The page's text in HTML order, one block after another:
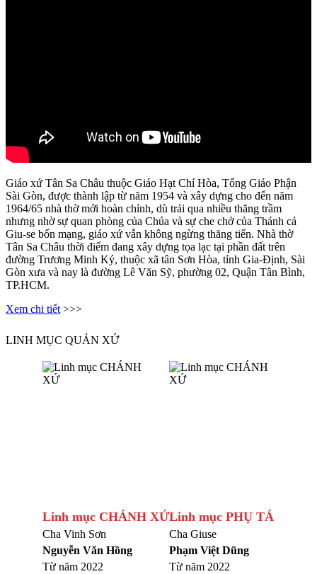
Giáo xứ Tân Sa Châu thuộc Giáo Hạt Chí Hòa, Tổng Giáo Phận
Sài Gòn, được thành lập từ năm 1954 và xây dựng cho đến năm
1964/65 nhà thờ mới hoàn chỉnh, dù trải qua nhiều thăng trầm
nhưng nhờ sự quan phòng của Chúa và sự che chở của Thánh cả
Giu-se bổn mạng, giáo xứ vẫn không ngừng thăng tiến. Nhà thờ
Tân Sa Châu thời điểm đang xây dựng tọa lạc tại phần đất trên
đường Trương Minh Ký, thuộc xã tân Sơn Hòa, tỉnh Gia-Định, Sài
Gòn xưa và nay là đường Lê Văn Sỹ, phường 02, Quận Tân Bình,
TP.HCM.
Xem chi tiết >>>
LINH MỤC QUẢN XỨ
Linh mục CHÁNH XỨ
Cha Vinh Sơn
Nguyễn Văn Hồng
Từ năm 2022
Linh mục PHỤ TÁ
Cha Giuse
Phạm Việt Dũng
Từ năm 2022